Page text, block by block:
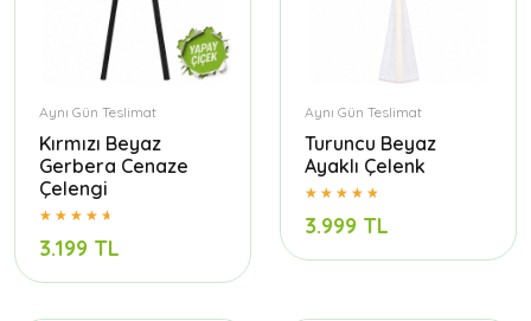
Aynı Gün Teslimat
Kırmızı Beyaz
Gerbera Cenaze
Çelengi
3.199 TL
Aynı Gün Teslimat
Turuncu Beyaz
Ayaklı Çelenk
3.999 TL